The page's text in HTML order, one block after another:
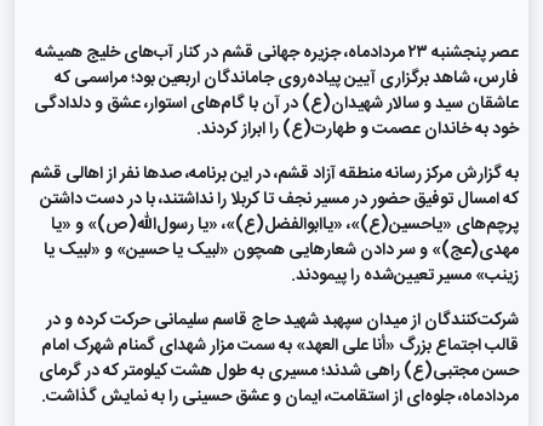
عصر پنجشنبه ۲۳ مردادماه، جزیره جهانی قشم در کنار آب‌های خلیج همیشه
فارس، شاهد برگزاری آیین پیاده‌روی جاماندگان اربعین بود؛ مراسمی که
عاشقان سید و سالار شهیدان(ع) در آن با گام‌های استوار، عشق و دلدادگی
خود به خاندان عصمت و طهارت(ع) را ابراز کردند.
به گزارش مرکز رسانه منطقه آزاد قشم، در این برنامه، صدها نفر از اهالی قشم
که امسال توفیق حضور در مسیر نجف تا کربلا را نداشتند، با در دست داشتن
پرچم‌های «یاحسین(ع)»، «یاابوالفضل(ع)»، «یا رسول‌الله(ص)» و «یا
مهدی(عج)» و سر دادن شعارهایی همچون «لبیک یا حسین» و «لبیک یا
زینب» مسیر تعیین‌شده را پیمودند.
شرکت‌کنندگان از میدان سپهبد شهید حاج قاسم سلیمانی حرکت کرده و در
قالب اجتماع بزرگ «أنا علی العهد» به سمت مزار شهدای گمنام شهرک امام
حسن مجتبی(ع) راهی شدند؛ مسیری به طول هشت کیلومتر که در گرمای
مردادماه، جلوه‌ای از استقامت، ایمان و عشق حسینی را به نمایش گذاشت.